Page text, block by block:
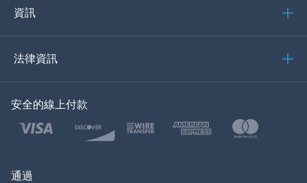
土耳其語
波蘭語
資訊
法律資訊
安全的線上付款
通過